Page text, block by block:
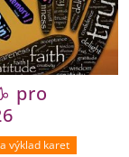
pro
výklad karet